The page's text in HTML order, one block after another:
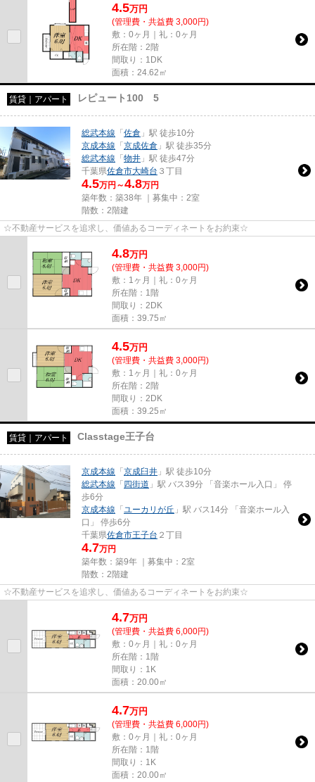
4.5万円
(管理費・共益費 3,000円)
敷：0ヶ月｜礼：0ヶ月
所在階：2階
間取り：1DK
面積：24.62㎡
賃貸｜アパート レピュート100 5
総武本線 「 佐倉 」駅 徒歩10分
京成本線 「 京成佐倉 」駅 徒歩35分
総武本線 「 物井 」駅 徒歩47分
千葉県佐倉市大崎台 ３丁目
4.5万円～4.8万円
築年数：築38年 ｜募集中： 2室
階数：2階建
☆不動産サービスを追求し、価値あるコーディネートをお約束☆
4.8万円
(管理費・共益費 3,000円)
敷：1ヶ月｜礼：0ヶ月
所在階：1階
間取り：2DK
面積：39.75㎡
4.5万円
(管理費・共益費 3,000円)
敷：1ヶ月｜礼：0ヶ月
所在階：2階
間取り：2DK
面積：39.25㎡
賃貸｜アパート Classtage王子台
京成本線 「 京成臼井 」駅 徒歩10分
総武本線 「 四街道 」駅 バス39分 「音楽ホール入口」 停
歩6分
京成本線 「 ユーカリが丘 」駅 バス14分 「音楽ホール入
口」 停歩6分
千葉県佐倉市王子台 ２丁目
4.7万円
築年数：築9年 ｜募集中： 2室
階数：2階建
☆不動産サービスを追求し、価値あるコーディネートをお約束☆
4.7万円
(管理費・共益費 6,000円)
敷：0ヶ月｜礼：0ヶ月
所在階：1階
間取り：1K
面積：20.00㎡
4.7万円
(管理費・共益費 6,000円)
敷：0ヶ月｜礼：0ヶ月
所在階：1階
間取り：1K
面積：20.00㎡